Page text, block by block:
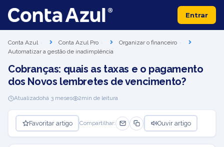
Entrar
Conta Azul Conta Azul Pro
Organizar o financeiro
Automatizar a gestão de inadimplência
Cobranças: quais as taxas e o pagamento
dos Novos lembretes de vencimento?
Atualizadohá 3 meses 2min de leitura
Favoritar artigo Compartilhar: Ouvir artigo